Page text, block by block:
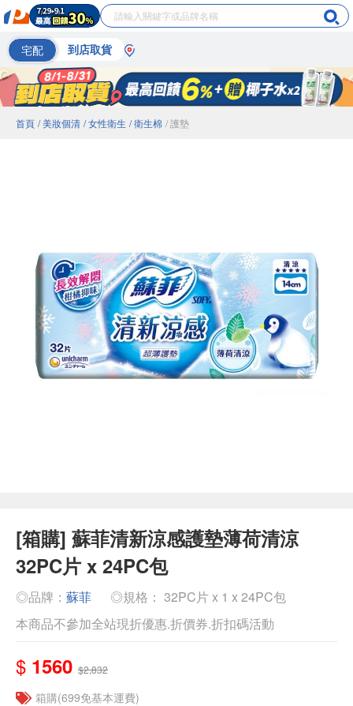
宅配 到店取貨
首頁 / 美妝個清 / 女性衛生 / 衛生棉 / 護墊
[箱購] 蘇菲清新涼感護墊薄荷清涼
32PC片 x 24PC包
◎品牌： 蘇菲
◎規格： 32PC片 x 1 x 24PC包
本商品不參加全站現折優惠.折價券.折扣碼活動
$ 1560 $2,832
箱購(699免基本運費)